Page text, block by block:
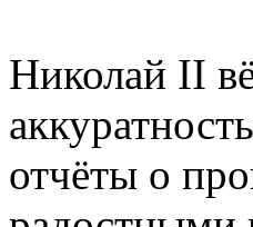
Николай II
отчёты о